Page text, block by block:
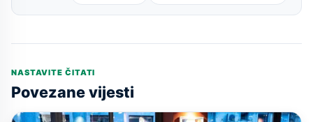
NASTAVITE ČITATI
Povezane vijesti